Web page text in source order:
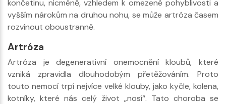
končetinu, nicméně, vzhledem k omezené pohyblivosti a
vyšším nárokům na druhou nohu, se může artróza časem
rozvinout oboustranně.
Artróza
Artróza je degenerativní onemocnění kloubů, které
vzniká zpravidla dlouhodobým přetěžováním. Proto
touto nemocí trpí nejvíce velké klouby, jako kyčle, kolena,
kotníky, které nás celý život „nosí“. Tato choroba se